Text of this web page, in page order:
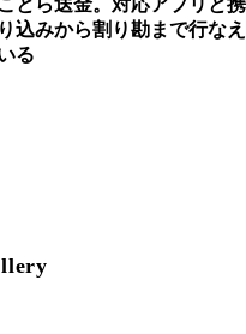
とら送金。対応アプリと携
込みから割り勘まで行なえ
る